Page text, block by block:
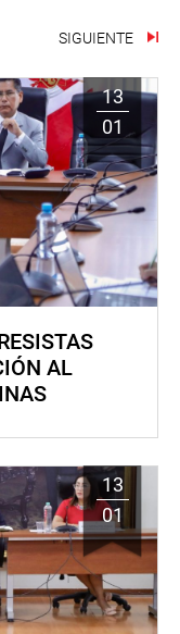
SIGUIENTE
13
01
AL
13
01